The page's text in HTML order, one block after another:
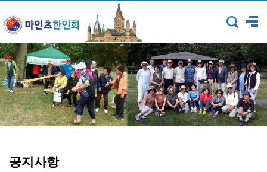
공지사항